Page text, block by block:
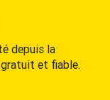
depuis la
et fiable.